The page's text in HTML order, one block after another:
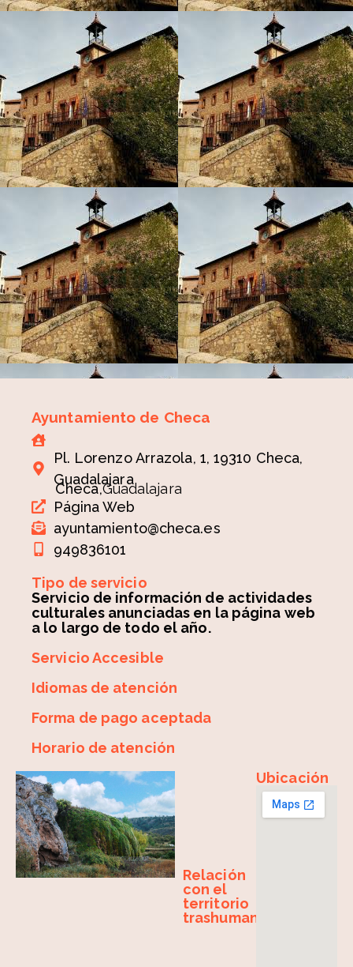
Ayuntamiento de Checa
Pl. Lorenzo Arrazola, 1, 19310 Checa,
Guadalajara
Checa,Guadalajara
Página Web
ayuntamiento@checa.es
949836101
Tipo de servicio
Servicio de información de actividades
culturales anunciadas en la página web
a lo largo de todo el año.
Servicio Accesible
Idiomas de atención
Forma de pago aceptada
Horario de atención
Relación
con el
territorio
trashumante
Ubicación